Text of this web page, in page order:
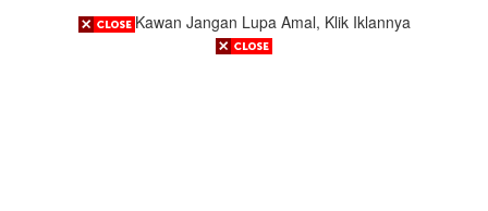
Kawan Jangan Lupa Amal, Klik Iklannya